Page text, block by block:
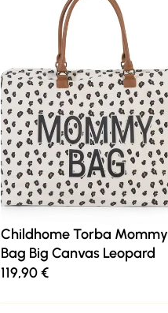
Childhome Torba Mommy
Bag Big Canvas Leopard
119,90€